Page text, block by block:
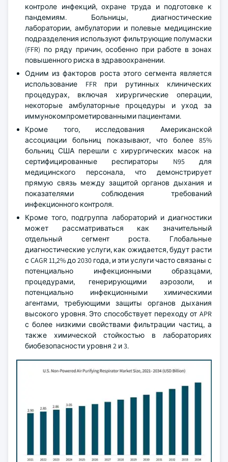
контроле инфекций, охране труда и подготовке к
пандемиям. Больницы, диагностические
лаборатории, амбулатории и полевые медицинские
подразделения используют фильтрующие полумаски
(FFR) по ряду причин, особенно при работе в зонах
повышенного риска в здравоохранении.
Одним из факторов роста этого сегмента является
использование FFR при рутинных клинических
процедурах, включая хирургические операции,
некоторые амбулаторные процедуры и уход за
иммунокомпрометированными пациентами.
Кроме того, исследования Американской
ассоциации больниц показывают, что более 85%
больниц США перешли с хирургических масок на
сертифицированные респираторы N95 для
медицинского персонала, что демонстрирует
прямую связь между защитой органов дыхания и
показателями соблюдения требований
инфекционного контроля.
Кроме того, подгруппа лабораторий и диагностики
может рассматриваться как значительный
отдельный сегмент роста. Глобальные
диагностические услуги, как ожидается, будут расти
с CAGR 11,2% до 2030 года, и эти услуги часто связаны с
потенциально инфекционными образцами,
процедурами, генерирующими аэрозоли, и
потенциально инфекционными химическими
агентами, требующими защиты органов дыхания
высокого уровня. Это способствует переходу от APR
с более низкими свойствами фильтрации частиц, а
также химической стойкостью в лабораториях
биобезопасности уровня 2 и 3.